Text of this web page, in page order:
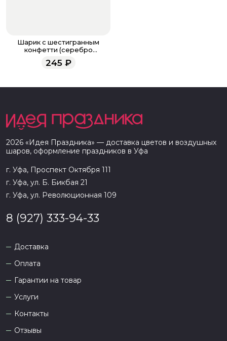
Шарик с шестигранным
конфетти (серебро
голография)
245₽
2026 «Идея Праздника» — доставка цветов и воздушных
шаров, оформление праздников в Уфа
г. Уфа, Проспект Октября 111
г. Уфа, ул. Б. Бикбая 21
г. Уфа, ул. Революционная 109
8 (927) 333-94-33
Доставка
Оплата
Гарантии на товар
Услуги
Контакты
Отзывы